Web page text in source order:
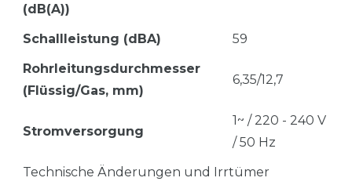
(dB(A))
Schallleistung (dBA)
59
Rohrleitungsdurchmesser
(Flüssig/Gas, mm)
6,35/12,7
Stromversorgung
1~ / 220 - 240 V
/ 50 Hz
Technische Änderungen und Irrtümer